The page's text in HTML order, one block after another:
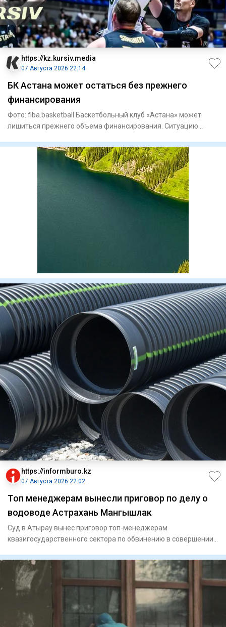
https://kz.kursiv.media
07 Августа 2026 22:14
БК Астана может остаться без прежнего
финансирования
Фото: fiba.basketball Баскетбольный клуб «Астана» может
лишиться прежнего объема финансирования. Ситуацию
https://informburo.kz
07 Августа 2026 22:02
Топ менеджерам вынесли приговор по делу о
водоводе Астрахань Мангышлак
Суд в Атырау вынес приговор топ-менеджерам
квазигосударственного сектора по обвинению в совершении